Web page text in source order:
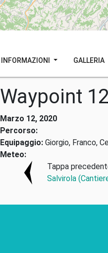
INFORMAZIONI GALLERIA
Waypoint
Marzo 12, 2020
Percorso:
Equipaggio: Giorgio, Franco,
Meteo:
Tappa
Salvirola